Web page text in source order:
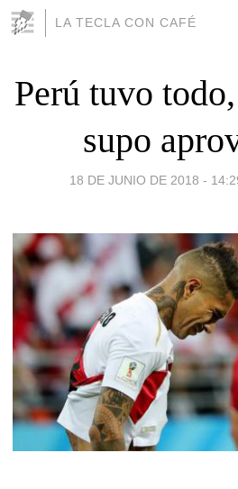
LA TECLA CON CAFÉ
Perú tuvo
supo
18 DE JUNIO DE 2018 -